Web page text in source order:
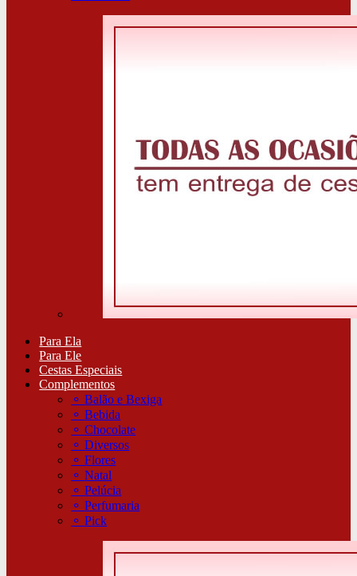
Para Ela
Para Ele
Cestas Especiais
Complementos
⚬Balão e Bexiga
⚬Bebida
⚬Chocolate
⚬Diversos
⚬Flores
⚬Natal
⚬Pelúcia
⚬Perfumaria
⚬Pick